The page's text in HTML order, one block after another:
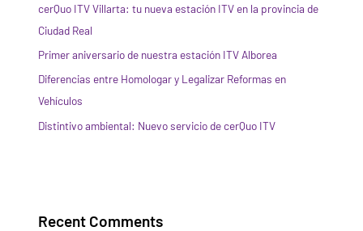
cerQuo ITV Villarta: tu nueva estación ITV en la provincia de
Ciudad Real
Primer aniversario de nuestra estación ITV Alborea
Diferencias entre Homologar y Legalizar Reformas en
Vehículos
Distintivo ambiental: Nuevo servicio de cerQuo ITV
Recent Comments